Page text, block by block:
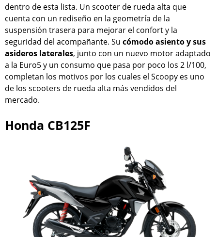
dentro de esta lista. Un scooter de rueda alta que
cuenta con un rediseño en la geometría de la
suspensión trasera para mejorar el confort y la
seguridad del acompañante. Su cómodo asiento y sus
asideros laterales, junto con un nuevo motor adaptado
a la Euro5 y un consumo que pasa por poco los 2 l/100,
completan los motivos por los cuales el Scoopy es uno
de los scooters de rueda alta más vendidos del
mercado.
Honda CB125F